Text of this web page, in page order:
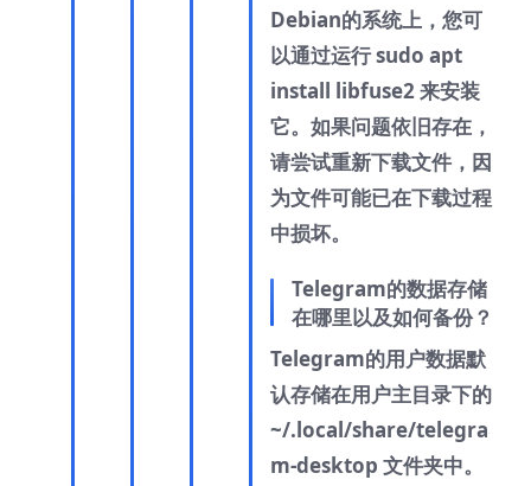
Debian的系统上，您可
以通过运行 sudo apt
install libfuse2 来安装
它。如果问题依旧存在，
请尝试重新下载文件，因
为文件可能已在下载过程
中损坏。
Telegram的数据存储
在哪里以及如何备份？
Telegram的用户数据默
认存储在用户主目录下的
~/.local/share/telegra
m-desktop 文件夹中。